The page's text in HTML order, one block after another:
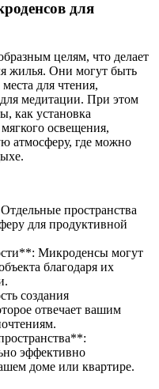
для
целям, что делает
жилья. Они могут быть
для чтения,
медитации. При этом
как установка
освещения,
атмосферу, где можно
пространства
для продуктивной
Микроденсы могут
благодаря их
создания
отвечает вашим
эффективно
доме или квартире.